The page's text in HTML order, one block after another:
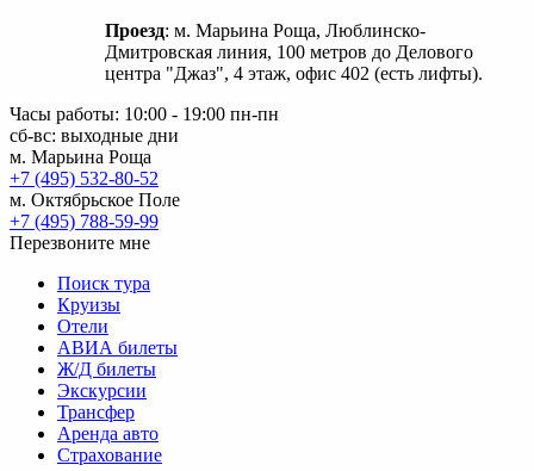
Проезд: м. Марьина Роща, Люблинско-
Дмитровская линия, 100 метров до Делового
центра "Джаз", 4 этаж, офис 402 (есть лифты).
Часы работы: 10:00 - 19:00 пн-пн
сб-вс: выходные дни
м. Марьина Роща
+7 (495) 532-80-52
м. Октябрьское Поле
+7 (495) 788-59-99
Перезвоните мне
Поиск тура
Круизы
Отели
АВИА билеты
Ж/Д билеты
Экскурсии
Трансфер
Аренда авто
Страхование